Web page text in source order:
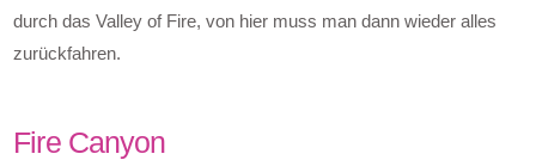
durch das Valley of Fire, von hier muss man dann wieder alles
zurückfahren.
Fire Canyon